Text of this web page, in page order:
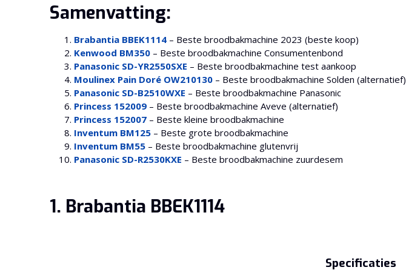
Samenvatting:
Brabantia BBEK1114 – Beste broodbakmachine 2023 (beste koop)
Kenwood BM350 – Beste broodbakmachine Consumentenbond
Panasonic SD-YR2550SXE – Beste broodbakmachine test aankoop
Moulinex Pain Doré OW210130 – Beste broodbakmachine Solden (alternatief)
Panasonic SD-B2510WXE – Beste broodbakmachine Panasonic
Princess 152009 – Beste broodbakmachine Aveve (alternatief)
Princess 152007 – Beste kleine broodbakmachine
Inventum BM125 – Beste grote broodbakmachine
Inventum BM55 – Beste broodbakmachine glutenvrij
Panasonic SD-R2530KXE – Beste broodbakmachine zuurdesem
1. Brabantia BBEK1114
Specificaties